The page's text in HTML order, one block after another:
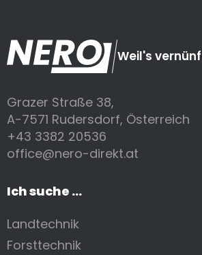
Weil's
Grazer Straße 38,
A-7571 Rudersdorf, Österreich
+43 3382 20536
office@nero-direkt.at
Ich suche ...
Landtechnik
Forsttechnik